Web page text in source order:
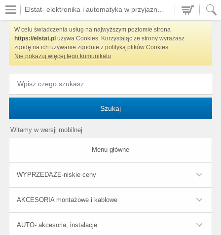
W celu świadczenia usług na najwyższym poziomie strona
https://elstat.pl używa Cookies. Korzystając ze strony wyrażasz
zgodę na ich używanie zgodnie z polityką plików Cookies
Nie pokazuj więcej tego komunikatu
Szukaj
Witamy w wersji mobilnej
Menu główne
WYPRZEDAŻE-niskie ceny
AKCESORIA montażowe i kablowe
AUTO- akcesoria, instalacje